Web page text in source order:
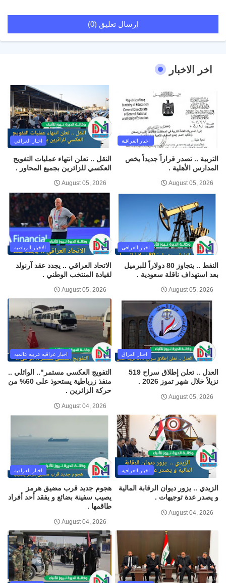
إرسال تعليق (0)
اخر الاخبار
اخبار العراقية
التربية .. تصدر قراراً جديداً يخص
المدارس الأهلية .
August 05, 2026
اخبار العراقي
النقل .. تعلن انتهاء عمليات التفويج
العكسي للزائرين بجميع المحاور .
August 05, 2026
اخبار العراقي
النفط .. يتجاوز 80 دولاراً للبرميل
بعد استهداف ناقلة سعودية .
August 05, 2026
الاخبار الرياضية
الاتحاد العراقي .. يجدد عقد آرنولد
لقيادة المنتخب الوطني .
August 05, 2026
اخبار العراق
العدل .. تعلن إطلاق سراح 519
نزيلاً خلال شهر تموز 2026 .
August 05, 2026
اخبار عراقيه عربيه عالميه
التفويج العكسي مستمر".. الوائلي ..
منفذ زرباطية يستحوذ على 60% من
حركة الزائرين .
August 04, 2026
اخبار العراقية
الزيدي .. يزور ديوان الرقابة المالية
و يصدر عدة توجيهات .
August 04, 2026
اخبار العراقية
هجوم جديد قرب مضيق هرمز
يصيب سفينة بضائع و يفقد أحد أفراد
طاقمها .
August 04, 2026